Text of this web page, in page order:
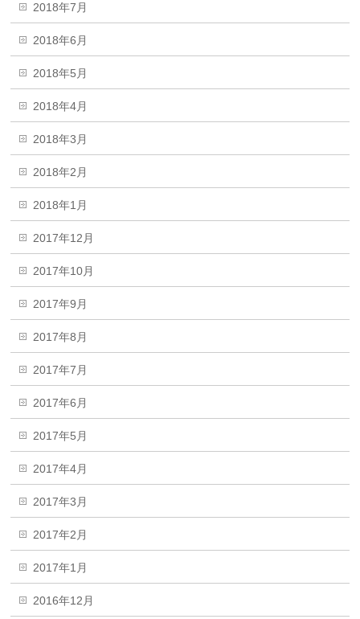
2018年7月
2018年6月
2018年5月
2018年4月
2018年3月
2018年2月
2018年1月
2017年12月
2017年10月
2017年9月
2017年8月
2017年7月
2017年6月
2017年5月
2017年4月
2017年3月
2017年2月
2017年1月
2016年12月